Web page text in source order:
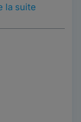
la suite